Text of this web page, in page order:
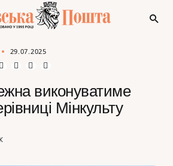
29.07.2025
виконуватиме
Мінкульту